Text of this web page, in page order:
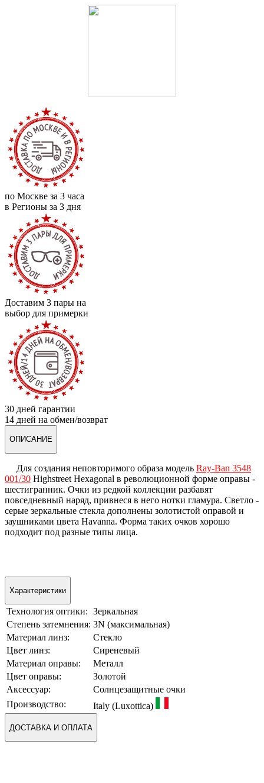
по Москве за 3 часа
в Регионы за 3 дня
Доставим 3 пары на
выбор для примерки
30 дней гарантии
14 дней на обмен/возврат
ОПИСАНИЕ
Для создания неповторимого образа модель Ray-Ban 3548
001/30 Highstreet Hexagonal в революционной форме оправы -
шестигранник. Очки из редкой коллекции разбавят
повседневный наряд, привнеся в него нотки гламура. Светло -
серые зеркальные стекла дополнены золотистой оправой и
заушниками цвета Havanna. Форма таких очков хорошо
подходит под разные типы лица.
Характеристики
Технология оптики: Зеркальная
Степень затемнения: 3N (максимальная)
Материал линз:
Стекло
Цвет линз:
Сиреневый
Материал оправы:
Металл
Цвет оправы:
Золотой
Аксессуар:
Солнцезащитные очки
Производство:
Italy (Luxottica)
ДОСТАВКА И ОПЛАТА